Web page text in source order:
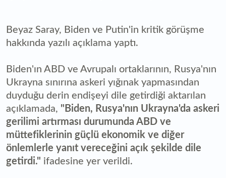
Beyaz Saray, Biden ve Putin'in kritik görüşme
hakkında yazılı açıklama yaptı.
Biden'ın ABD ve Avrupalı ortaklarının, Rusya'nın
Ukrayna sınırına askeri yığınak yapmasından
duyduğu derin endişeyi dile getirdiği aktarılan
açıklamada, "Biden, Rusya'nın Ukrayna'da askeri
gerilimi artırması durumunda ABD ve
müttefiklerinin güçlü ekonomik ve diğer
önlemlerle yanıt vereceğini açık şekilde dile
getirdi." ifadesine yer verildi.